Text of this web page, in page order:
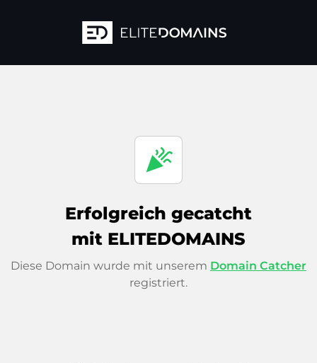
celebration
Erfolgreich gecatcht
mit ELITEDOMAINS
Diese Domain wurde mit unserem Domain Catcher
registriert.